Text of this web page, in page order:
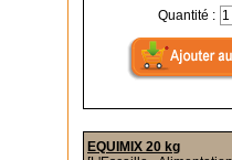
Quantité :
EQUIMIX 20 kg